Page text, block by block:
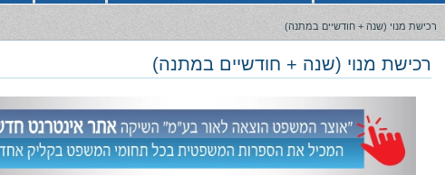
רכישת מנוי (שנה + חודשיים במתנה)
רכישת מנוי (שנה + חודשיים במתנה)